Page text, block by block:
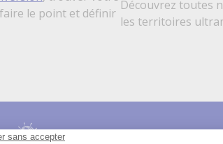
le point et définir
Découvrez toutes
les territoires